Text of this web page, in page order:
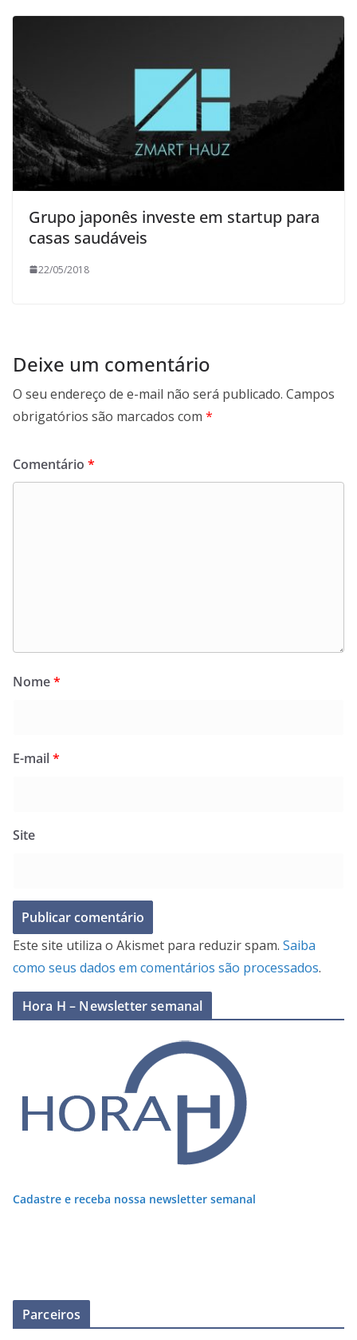
Grupo japonês investe em startup para
casas saudáveis
22/05/2018
Deixe um comentário
O seu endereço de e-mail não será publicado. Campos
obrigatórios são marcados com *
Comentário *
Nome*
E-mail*
Site
Este site utiliza o Akismet para reduzir spam. Saiba
como seus dados em comentários são processados.
Hora H – Newsletter semanal
Cadastre e receba nossa newsletter semanal
Parceiros